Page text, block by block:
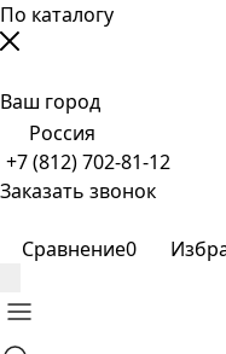
По каталогу
Ваш город
Россия
+7 (812) 702-81-12
Заказать звонок
Сравнение0